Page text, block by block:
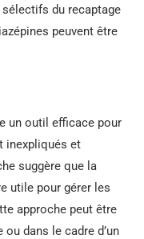
du recaptage
peuvent être
un outil efficace pour
inexpliqués et
suggère que la
utile pour gérer les
approche peut être
dans le cadre d’un